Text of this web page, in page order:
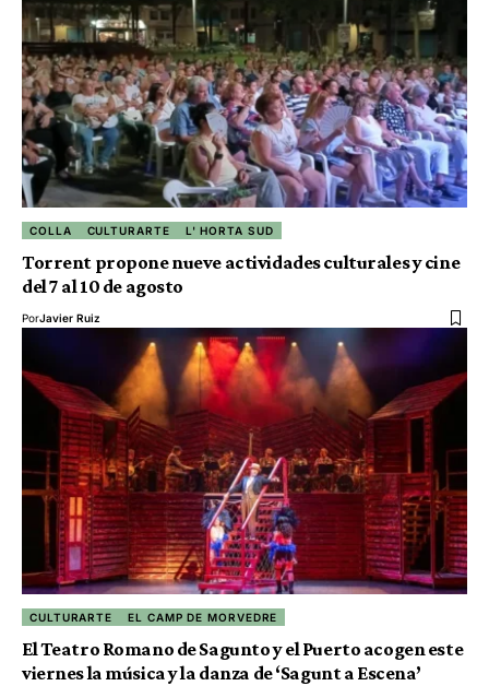
COLLA CULTURARTE L' HORTA SUD
Torrent propone nueve actividades culturales y cine
del 7 al 10 de agosto
PorJavier Ruiz
CULTURARTE EL CAMP DE MORVEDRE
El Teatro Romano de Sagunto y el Puerto acogen este
viernes la música y la danza de ‘Sagunt a Escena’